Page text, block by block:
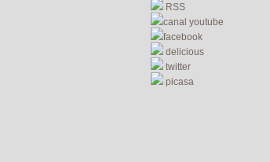
RSS
canal youtube
facebook
delicious
twitter
picasa